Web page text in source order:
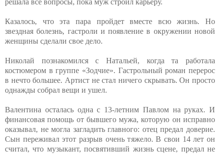
решала все вопросы, пока муж строил карьеру.
Казалось, что эта пара пройдет вместе всю жизнь. Но
звездная болезнь, гастроли и появление в окружении новой
женщины сделали свое дело.
Николай познакомился с Натальей, когда та работала
костюмером в группе «Зодчие». Гастрольный роман перерос
в нечто большее. Артист не стал ничего скрывать. Он просто
однажды собрал вещи и ушел.
Валентина осталась одна с 13-летним Павлом на руках. И
финансовая помощь от бывшего мужа, которую он исправно
оказывал, не могла загладить главного: отец предал доверие.
Сын переживал этот разрыв очень тяжело. В свои 14 лет он
считал, что музыкант, посвятивший жизнь сцене, предал не